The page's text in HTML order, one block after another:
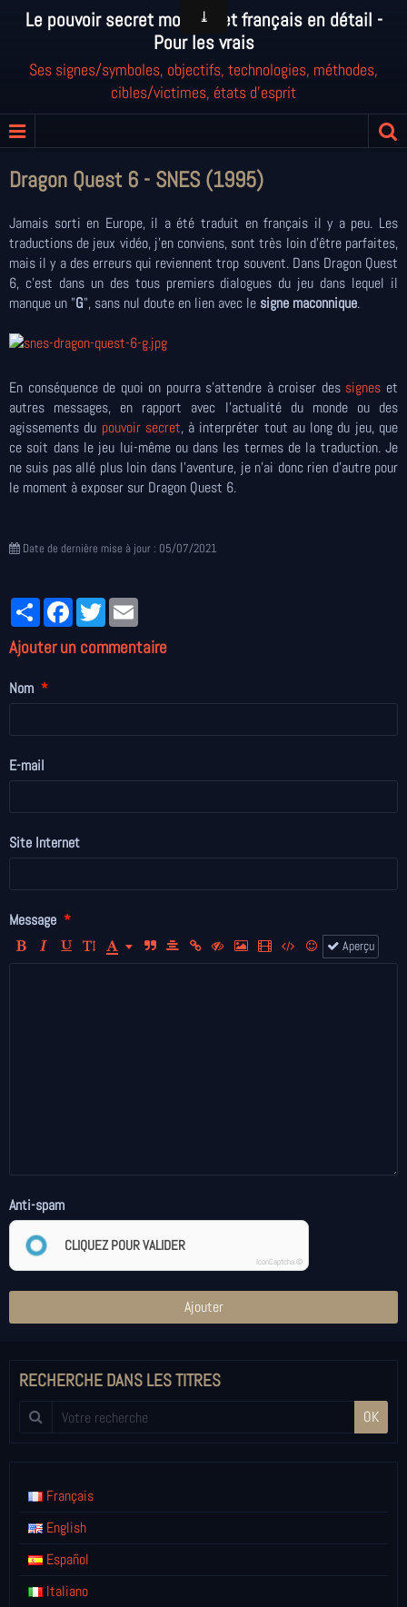
Le pouvoir secret mondial et français en détail -
Pour les vrais
Ses signes/symboles, objectifs, technologies, méthodes,
cibles/victimes, états d'esprit
Dragon Quest 6 - SNES (1995)
Jamais sorti en Europe, il a été traduit en français il y a peu. Les
traductions de jeux vidéo, j'en conviens, sont très loin d'être parfaites,
mais il y a des erreurs qui reviennent trop souvent. Dans Dragon Quest
6, c'est dans un des tous premiers dialogues du jeu dans lequel il
manque un "G", sans nul doute en lien avec le signe maconnique.
En conséquence de quoi on pourra s'attendre à croiser des signes et
autres messages, en rapport avec l'actualité du monde ou des
agissements du pouvoir secret, à interpréter tout au long du jeu, que
ce soit dans le jeu lui-même ou dans les termes de la traduction. Je
ne suis pas allé plus loin dans l'aventure, je n'ai donc rien d'autre pour
le moment à exposer sur Dragon Quest 6.
Date de dernière mise à jour : 05/07/2021
PartagerFacebookTwitter
Ajouter un commentaire
Nom
E-mail
Site Internet
Message
Aperçu
Anti-spam
CLIQUEZ POUR VALIDER
IconCaptcha ©
Ajouter
RECHERCHE DANS LES TITRES
OK
Français
English
Español
Italiano